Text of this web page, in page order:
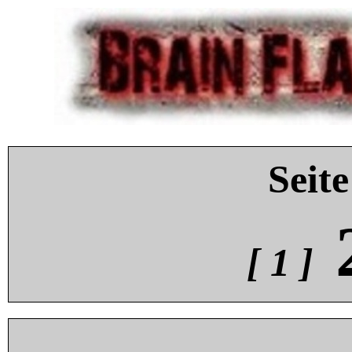
[ 1 ]